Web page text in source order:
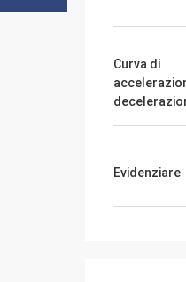
Curva di
Evidenziare